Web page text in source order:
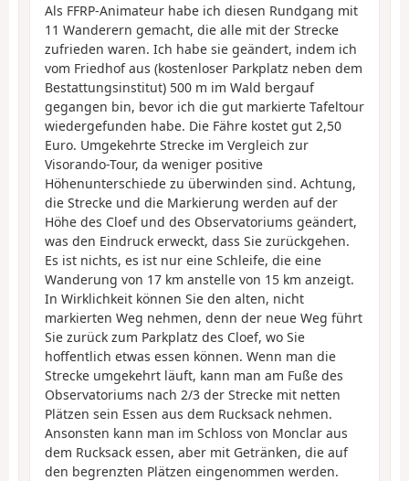
Als FFRP-Animateur habe ich diesen Rundgang mit
11 Wanderern gemacht, die alle mit der Strecke
zufrieden waren. Ich habe sie geändert, indem ich
vom Friedhof aus (kostenloser Parkplatz neben dem
Bestattungsinstitut) 500 m im Wald bergauf
gegangen bin, bevor ich die gut markierte Tafeltour
wiedergefunden habe. Die Fähre kostet gut 2,50
Euro. Umgekehrte Strecke im Vergleich zur
Visorando-Tour, da weniger positive
Höhenunterschiede zu überwinden sind. Achtung,
die Strecke und die Markierung werden auf der
Höhe des Cloef und des Observatoriums geändert,
was den Eindruck erweckt, dass Sie zurückgehen.
Es ist nichts, es ist nur eine Schleife, die eine
Wanderung von 17 km anstelle von 15 km anzeigt.
In Wirklichkeit können Sie den alten, nicht
markierten Weg nehmen, denn der neue Weg führt
Sie zurück zum Parkplatz des Cloef, wo Sie
hoffentlich etwas essen können. Wenn man die
Strecke umgekehrt läuft, kann man am Fuße des
Observatoriums nach 2/3 der Strecke mit netten
Plätzen sein Essen aus dem Rucksack nehmen.
Ansonsten kann man im Schloss von Monclar aus
dem Rucksack essen, aber mit Getränken, die auf
den begrenzten Plätzen eingenommen werden.